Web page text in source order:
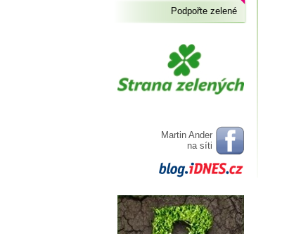
Podpořte zelené
Martin Ander
na síti